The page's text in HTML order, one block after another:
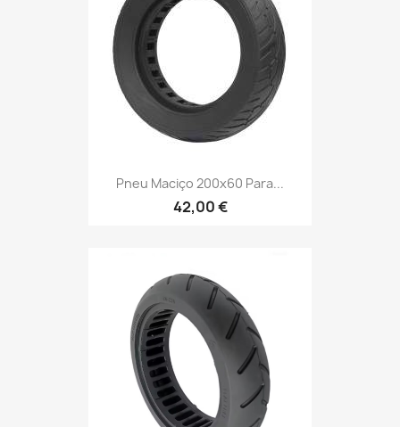
Pneu Maciço 200x60 Para...
42,00 €